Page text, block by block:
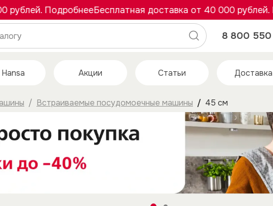
ПодробнееБесплатная доставка от 40 000 рублей.
8 800 550
Акции Статьи Доставка
Встраиваемые посудомоечные машины 45 см